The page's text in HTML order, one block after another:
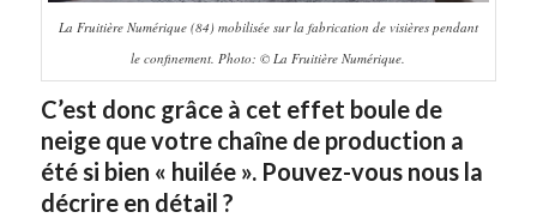
La Fruitière Numérique (84) mobilisée sur la fabrication de visières pendant
le confinement. Photo: © La Fruitière Numérique.
C’est donc grâce à cet effet boule de
neige que votre chaîne de production a
été si bien « huilée ». Pouvez-vous nous la
décrire en détail ?